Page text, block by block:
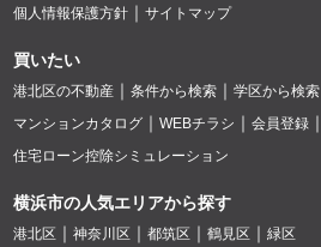
個人情報保護方針
サイトマップ
買いたい
港北区の不動産 条件から検索 学区から検索
マンションカタログ
WEBチラシ 会員登録
住宅ローン控除シミュレーション
横浜市の人気エリアから探す
港北区 神奈川区 都筑区 鶴見区 緑区